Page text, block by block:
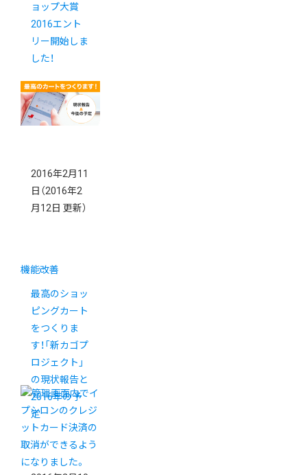
ョップ大賞
2016エント
リー開始しま
した！
2016年2月11
日 （2016年2
月12日 更新）
機能改善
最高のショッ
ピングカート
をつくりま
す！「新カゴプ
ロジェクト」
の現状報告と
2016年の予
定